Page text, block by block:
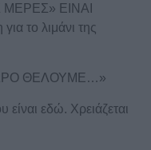
ΕΙΝΑΙ
το λιμάνι της
ΘΕΛΟΥΜΕ…»
είναι εδώ. Χρειάζεται